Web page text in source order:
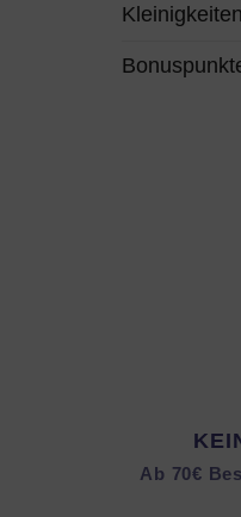
Kleinigkeiten
Ab 70€